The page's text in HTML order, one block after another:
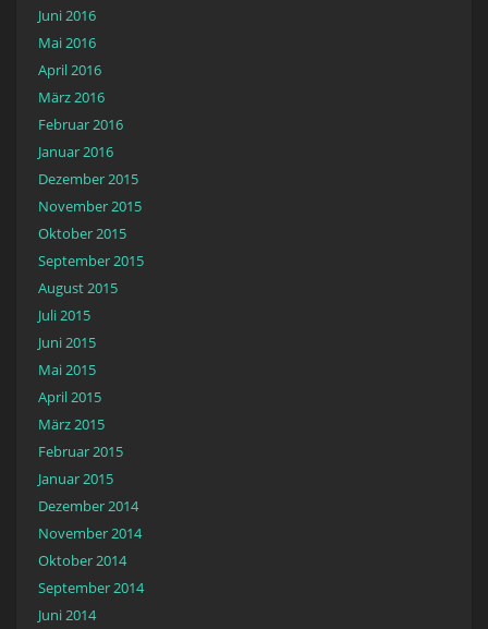
Juni 2016
Mai 2016
April 2016
März 2016
Februar 2016
Januar 2016
Dezember 2015
November 2015
Oktober 2015
September 2015
August 2015
Juli 2015
Juni 2015
Mai 2015
April 2015
März 2015
Februar 2015
Januar 2015
Dezember 2014
November 2014
Oktober 2014
September 2014
Juni 2014